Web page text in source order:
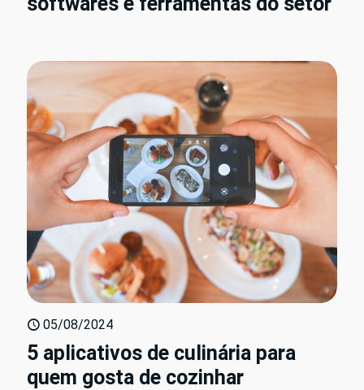
05/08/2024
5 aplicativos de culinária para
quem gosta de cozinhar